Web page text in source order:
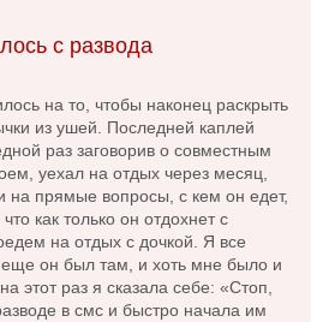
с развода
на то, чтобы наконец раскрыть
из ушей. Последней каплей
раз заговорив о совместным
уехал на отдых через месяц,
прямые вопросы, с кем он едет,
как только он отдохнет с
на отдых с дочкой. Я все
еще он был там, и хоть мне было и
этот раз я сказала себе: «Стоп,
в смс и быстро начала им